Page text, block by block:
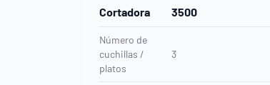
Cortadora 3500
Número de
cuchillas /
platos
3